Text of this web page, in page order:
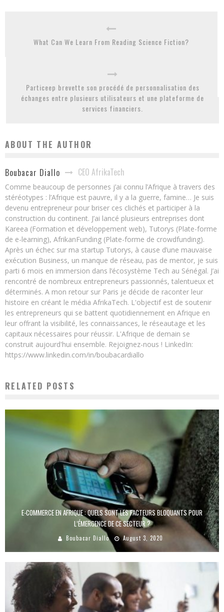
What Can We Learn From Reading Science Fiction?
Particeep brevette son procédé de personnalisation des
échanges entre plusieurs utilisateurs et une plateforme de
services financiers.
ABOUT THE AUTHOR
Boubacar Diallo CEO AfrikaTech
Comme beaucoup de personnes j’ai connu l’Afrique à travers des
stéréotypes : l’Afrique est pauvre, il y a la guerre, famine… Je suis
devenu entrepreneur pour briser ces clichés et participer à la
construction du continent. J’ai lancé plusieurs entreprises dont
Kareea (Formation et développement web), Tutorys (Plate-forme
de e-learning), AfrikanFunding (Plate-forme de crowdfunding).
Après un échec sur ma startup Tutorys, à cause d’une mauvaise
exécution Business, un manque de réseau, pas de mentor, je suis
parti 6 mois en immersion dans l’écosystème Tech au Sénégal. J’ai
rencontré de nombreux entrepreneurs passionnés, talentueux et
déterminés. A mon retour sur Paris je décide de raconter leur
histoire en créant le média AfrikaTech. L'objectif est de soutenir
les entrepreneurs qui se battent quotidiennement en Afrique en
leur offrant la visibilité, les connaissances, le réseautage et les
capitaux nécessaires pour réussir. L'Afrique de demain se
construit aujourd'hui ensemble. Rejoignez-nous ! LinkedIn:
https://www.linkedin.com/in/boubacardiallo
RELATED POSTS
E-COMMERCE EN AFRIQUE : QUELS SONT LES FACTEURS BLOQUANTS POUR
L’ÉMERGENCE DE CE SECTEUR ?
Boubacar Diallo August 3, 2020